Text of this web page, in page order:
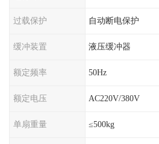
过载保护 自动断电保护
缓冲装置 液压缓冲器
额定频率 50Hz
额定电压 AC220V/380V
单扇重量 ≤500kg